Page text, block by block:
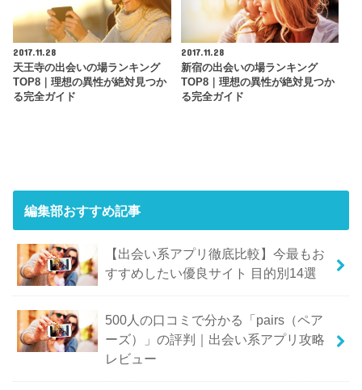
2017.11.28
天王寺の出会いの場ランキング
TOP8｜理想の異性が絶対見つか
る完全ガイド
2017.11.28
新宿の出会いの場ランキング
TOP8｜理想の異性が絶対見つか
る完全ガイド
編集部おすすめ記事
【出会い系アプリ徹底比較】今最もお
すすめしたい優良サイト 目的別14選
500人の口コミで分かる「pairs（ペア
ーズ）」の評判｜出会い系アプリ攻略
レビュー